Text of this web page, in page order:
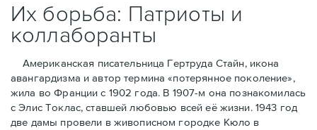
Их борьба: Патриоты и
коллаборанты
Американская писательница Гертруда Стайн, икона
авангардизма и автор термина «потерянное поколение»,
жила во Франции с 1902 года. В 1907-м она познакомилась
с Элис Токлас, ставшей любовью всей её жизни. 1943 год
две дамы провели в живописном городке Кюло в